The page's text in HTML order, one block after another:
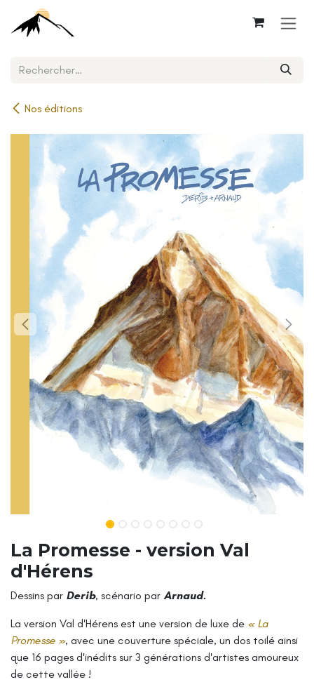
Se rendre au contenu
Nos éditions
La Promesse - version Val
d'Hérens
Dessins par Derib, scénario par Arnaud.
La version Val d'Hérens est une version de luxe de « La
Promesse », avec une couverture spéciale, un dos toilé ainsi
que 16 pages d'inédits sur 3 générations d'artistes amoureux
de cette vallée !